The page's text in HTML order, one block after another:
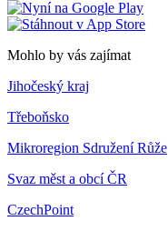
Mohlo by vás zajímat
Jihočeský kraj
Třeboňsko
Mikroregion Sdružení Růže
Svaz měst a obcí ČR
CzechPoint